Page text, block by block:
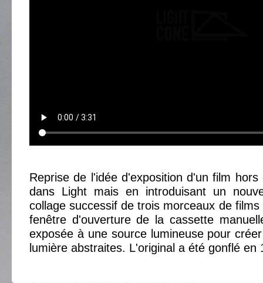
Reprise de l'idée d'exposition d'un film
dans Light mais en introduisant un
collage successif de trois morceaux de
fenêtre d'ouverture de la cassette
exposée à une source lumineuse pour
lumière abstraites. L'original a été gonflé en